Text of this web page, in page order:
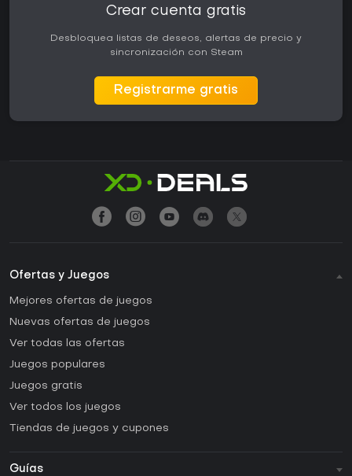
Crear cuenta gratis
Desbloquea listas de deseos, alertas de precio y
sincronización con Steam
Registrarme gratis
Ofertas y Juegos
Mejores ofertas de juegos
Nuevas ofertas de juegos
Ver todas las ofertas
Juegos populares
Juegos gratis
Ver todos los juegos
Tiendas de juegos y cupones
Guías